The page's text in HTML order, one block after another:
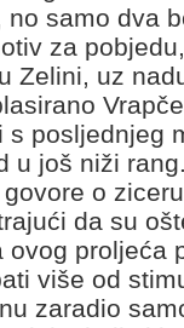
samo dva
za
Zelini, uz
posljednjeg
u još niži
o
da su
proljeća
više od
zaradio